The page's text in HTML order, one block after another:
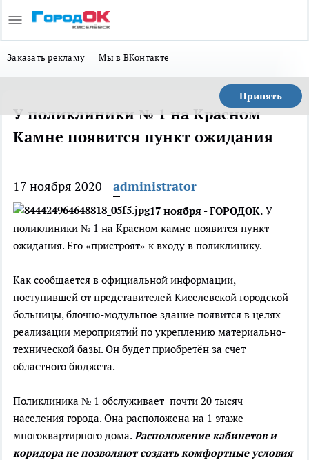
Заказать рекламу Мы в ВКонтакте
Принять
У поликлиники № 1 на Красном
Камне появится пункт ожидания
17 ноября 2020 administrator
17 ноября - ГОРОДОК. У
поликлиники № 1 на Красном камне появится пункт
ожидания. Его «пристроят» к входу в поликлинику.
Как сообщается в официальной информации,
поступившей от представителей Киселевской городской
больницы, блочно-модульное здание появится в целях
реализации мероприятий по укреплению материально-
технической базы. Он будет приобретён за счет
областного бюджета.
Поликлиника № 1 обслуживает почти 20 тысяч
населения города. Она расположена на 1 этаже
многоквартирного дома. Расположение кабинетов и
коридора не позволяют создать комфортные условия